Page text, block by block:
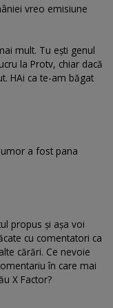
vreo emisiune
mult. Tu ești genul
la Protv, chiar dacă
HAi ca te-am băgat
a fost pana
propus și așa voi
cu comentatori ca
cărări. Ce nevoie
în care mai
X Factor?